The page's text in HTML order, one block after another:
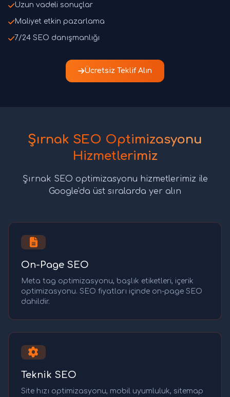
Uzun vadeli sonuçlar
Maliyet etkin pazarlama
7/24 SEO danışmanlığı
Ücretsiz Teklif Alın
Şırnak SEO Optimizasyonu
Hizmetlerimiz
Şırnak SEO optimizasyonu hizmetlerimiz ile
Google'da üst sıralarda yer alın
On-Page SEO
Meta tag optimizasyonu, başlık etiketleri, içerik
optimizasyonu. SEO fiyatları içinde on-page SEO
dahildir.
Teknik SEO
Site hızı optimizasyonu, mobil uyumluluk, sitemap